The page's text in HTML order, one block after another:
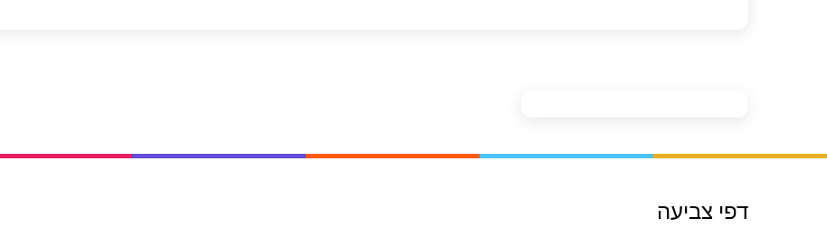
דפי צביעה